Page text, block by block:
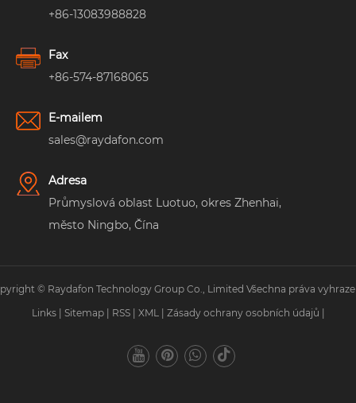
+86-13083988828
Fax
+86-574-87168065
E-mailem
sales@raydafon.com
Adresa
Průmyslová oblast Luotuo, okres Zhenhai,
město Ningbo, Čína
© Raydafon Technology Group Co., Limited Všechna práva
Links | Sitemap | RSS | XML | Zásady ochrany osobních údajů |